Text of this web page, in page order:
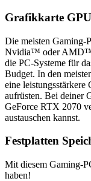
Grafikkarte GPU
Die meisten Gaming-
Nvidia™ oder AMD™
die PC-Systeme für
Budget. In den
eine
aufrüsten. Bei deiner
GeForce RTX 2070
austauschen kannst.
Festplatten
Mit diesem Gaming-
haben!